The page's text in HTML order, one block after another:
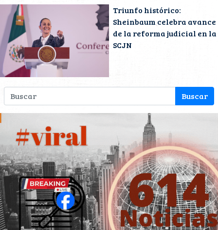
Triunfo histórico:
Sheinbaum celebra avance
de la reforma judicial en la
SCJN